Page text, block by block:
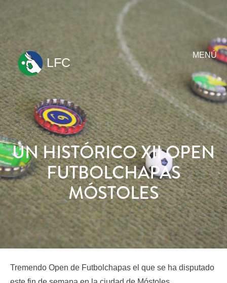
MENÚ
ir
al
contenido
LFC
UN HISTÓRICO XII OPEN
FUTBOLCHAPAS
MÓSTOLES
Tremendo Open de Futbolchapas el que se ha disputado